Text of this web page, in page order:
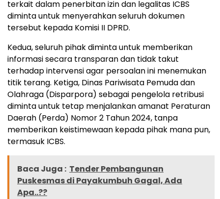
terkait dalam penerbitan izin dan legalitas ICBS
diminta untuk menyerahkan seluruh dokumen
tersebut kepada Komisi II DPRD.
Kedua, seluruh pihak diminta untuk memberikan
informasi secara transparan dan tidak takut
terhadap intervensi agar persoalan ini menemukan
titik terang. Ketiga, Dinas Pariwisata Pemuda dan
Olahraga (Disparpora) sebagai pengelola retribusi
diminta untuk tetap menjalankan amanat Peraturan
Daerah (Perda) Nomor 2 Tahun 2024, tanpa
memberikan keistimewaan kepada pihak mana pun,
termasuk ICBS.
Baca Juga : Tender Pembangunan
Puskesmas di Payakumbuh Gagal, Ada
Apa..??